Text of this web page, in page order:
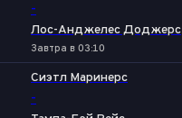
-
Лос-Анджелес Доджерс
Завтра в 03:10
Сиэтл Маринерс
-